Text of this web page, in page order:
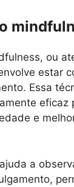
ou
estar
Essa
eficaz
e
a